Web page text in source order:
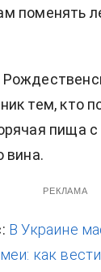
поменять
тем, кто
пища
вина.
РЕКЛАМА
В Украине
как